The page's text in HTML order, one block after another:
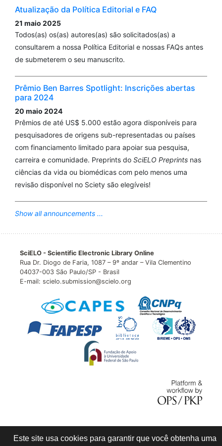
Atualização da Política Editorial e FAQ
21 maio 2025
Todos(as) os(as) autores(as) são solicitados(as) a
consultarem a nossa Política Editorial e nossas FAQs antes
de submeterem o seu manuscrito.
Prêmio Ben Barres Spotlight: Inscrições abertas
para 2024
20 maio 2024
Prêmios de até US$ 5.000 estão agora disponíveis para
pesquisadores de origens sub-representadas ou países
com financiamento limitado para apoiar sua pesquisa,
carreira e comunidade. Preprints do SciELO Preprints nas
ciências da vida ou biomédicas com pelo menos uma
revisão disponível no Sciety são elegíveis!
Show all announcements ...
SciELO - Scientific Electronic Library Online
Rua Dr. Diogo de Faria, 1087 – 9º andar – Vila Clementino
04037-003 São Paulo/SP - Brasil
E-mail: scielo.submission@scielo.org
Este site usa cookies para garantir que você obtenha uma